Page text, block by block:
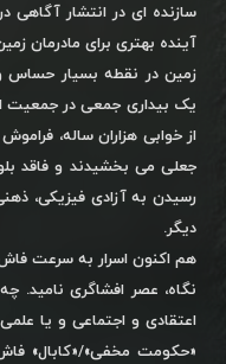
سازنده ای در انتشار آگاهی
آینده بهتری برای مادرمان
زمین در نقطه بسیار حساس و
یک بیداری جمعی در جمعیت
از خوابی هزاران ساله،
جعلی می بخشیدند و فاقد
رسیدن به آزادی فیزیکی،
دیگر.
هم اکنون اسرار به سرعت
نگاه، عصر افشاگری
اعتقادی و اجتماعی و یا
«حکومت مخفی»/«کابال»